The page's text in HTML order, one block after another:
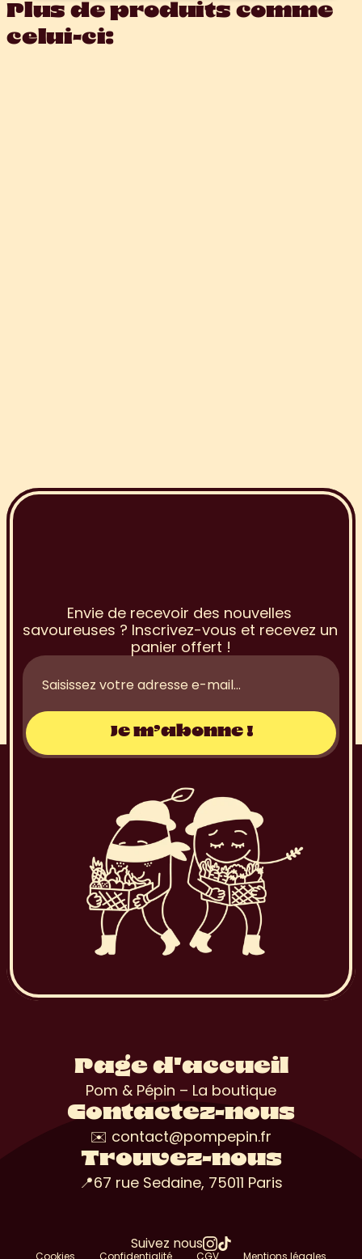
Plus de produits comme
celui-ci:
la Newslette
Envie de recevoir des nouvelles
savoureuses ? Inscrivez-vous et recevez un
panier offert !
Page d'accueil
Pom & Pépin – La boutique
Contactez-nous
✉️ contact@pompepin.fr
Trouvez-nous
📍67 rue Sedaine, 75011 Paris
Suivez nous
Cookies Confidentialité CGV Mentions légales